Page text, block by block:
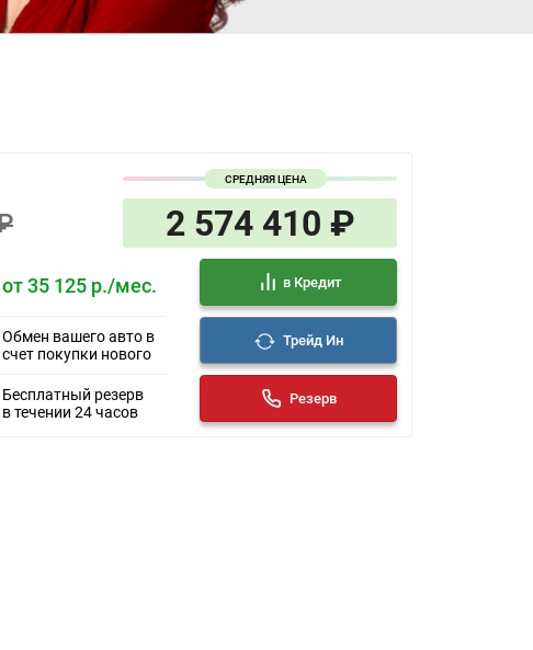
СРЕДНЯЯ ЦЕНА
2 574 410 ₽
от 35 125 р./мес. в Кредит
Обмен вашего авто в
счет покупки нового
Трейд Ин
Бесплатный резерв
в течении 24 часов
Резерв